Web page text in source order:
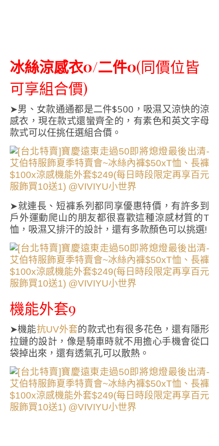
冰絲涼感衣0/二件0(同價位皆
可享組合價)
➤男、女款通通都是二件$500，吸濕又涼快的涼
感衣，現在款式還蠻齊全的，有素色和英文字母
款式可以任挑任選組合價。
➤就連長、短褲系列都同享優惠特價，有許多到
戶外運動爬山的朋友都很喜歡這種涼感材質的T
恤，吸濕又排汗的設計，還有多款顏色可以挑選!
機能外套9
➤機能抗UV外套的款式也有很多花色，還有隱形
拉鏈的設計，像是騎車時就不用擔心手機會從口
袋掉出來，還有透氣孔可以散熱。